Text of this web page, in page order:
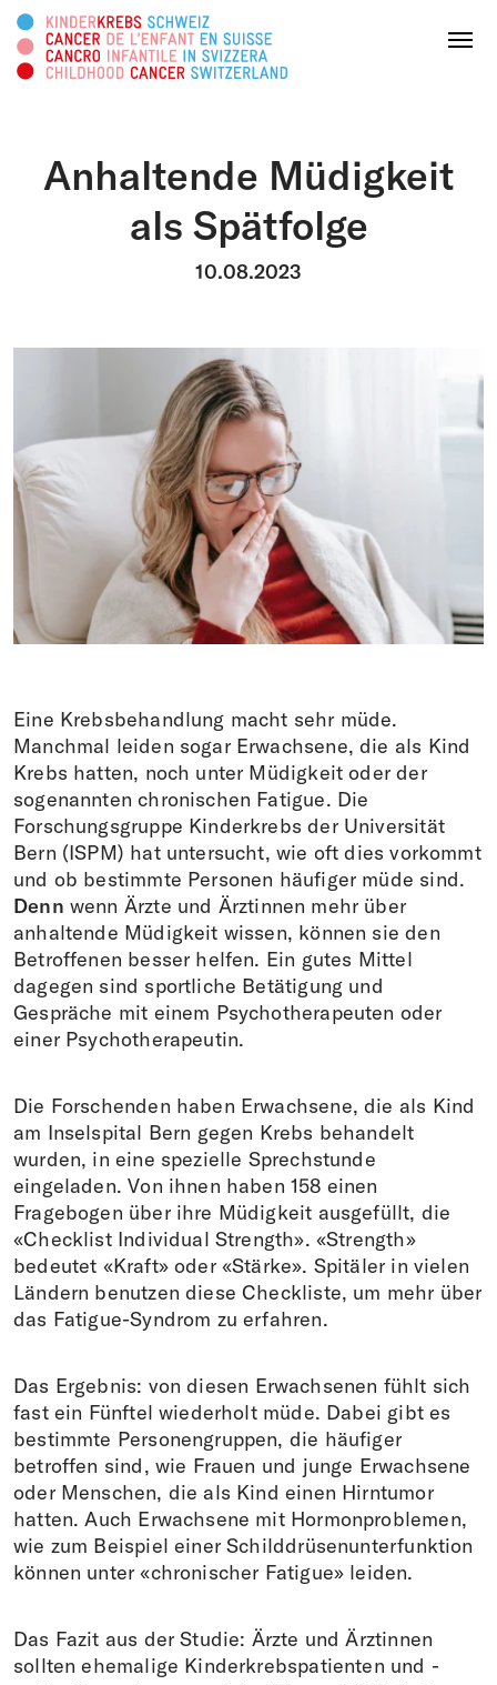
Menu
Piattaforma informativa
Fare una donazione
DONATE ORA
FR EN
Cercare in questa pagina
Anhaltende Müdigkeit
als Spätfolge
10.08.2023
Eine Krebsbehandlung macht sehr müde.
Manchmal leiden sogar Erwachsene, die als Kind
Krebs hatten, noch unter Müdigkeit oder der
sogenannten chronischen Fatigue. Die
Forschungsgruppe Kinderkrebs der Universität
Bern (ISPM) hat untersucht, wie oft dies vorkommt
und ob bestimmte Personen häufiger müde sind.
Denn wenn Ärzte und Ärztinnen mehr über
anhaltende Müdigkeit wissen, können sie den
Betroffenen besser helfen. Ein gutes Mittel
dagegen sind sportliche Betätigung und
Gespräche mit einem Psychotherapeuten oder
einer Psychotherapeutin.
Die Forschenden haben Erwachsene, die als Kind
am Inselspital Bern gegen Krebs behandelt
wurden, in eine spezielle Sprechstunde
eingeladen. Von ihnen haben 158 einen
Fragebogen über ihre Müdigkeit ausgefüllt, die
«Checklist Individual Strength». «Strength»
bedeutet «Kraft» oder «Stärke». Spitäler in vielen
Ländern benutzen diese Checkliste, um mehr über
das Fatigue-Syndrom zu erfahren.
Das Ergebnis: von diesen Erwachsenen fühlt sich
fast ein Fünftel wiederholt müde. Dabei gibt es
bestimmte Personengruppen, die häufiger
betroffen sind, wie Frauen und junge Erwachsene
oder Menschen, die als Kind einen Hirntumor
hatten. Auch Erwachsene mit Hormonproblemen,
wie zum Beispiel einer Schilddrüsenunterfunktion
können unter «chronischer Fatigue» leiden.
Das Fazit aus der Studie: Ärzte und Ärztinnen
sollten ehemalige Kinderkrebspatienten und -